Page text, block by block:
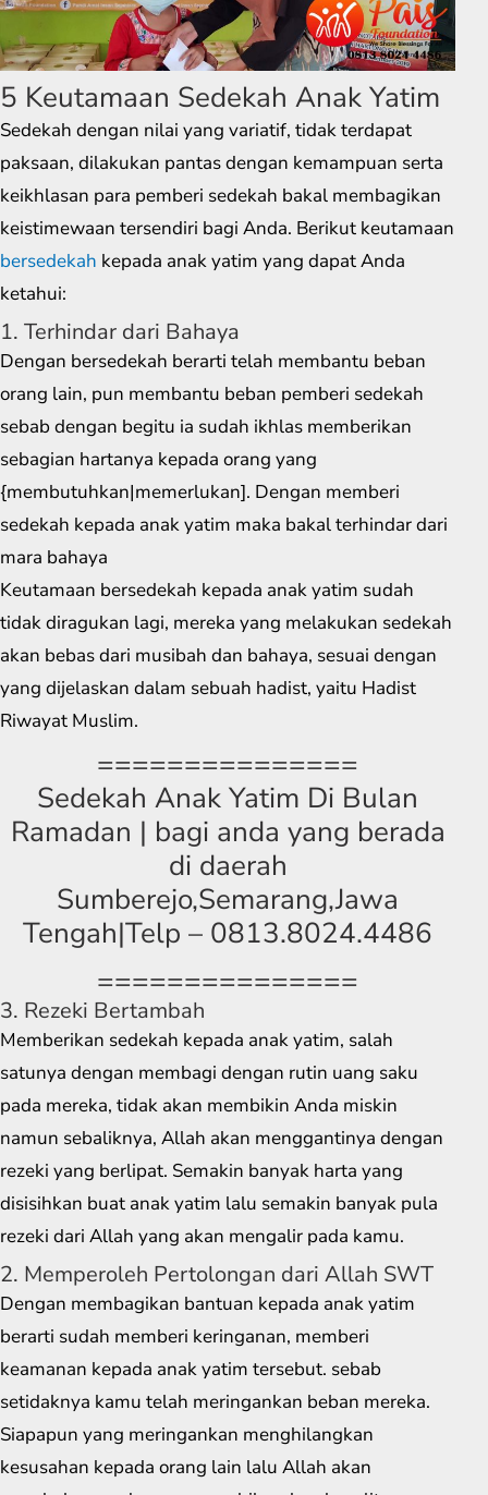
5 Keutamaan Sedekah Anak Yatim
Sedekah dengan nilai yang variatif, tidak terdapat
paksaan, dilakukan pantas dengan kemampuan serta
keikhlasan para pemberi sedekah bakal membagikan
keistimewaan tersendiri bagi Anda. Berikut keutamaan
bersedekah kepada anak yatim yang dapat Anda
ketahui:
1. Terhindar dari Bahaya
Dengan bersedekah berarti telah membantu beban
orang lain, pun membantu beban pemberi sedekah
sebab dengan begitu ia sudah ikhlas memberikan
sebagian hartanya kepada orang yang
{membutuhkan|memerlukan]. Dengan memberi
sedekah kepada anak yatim maka bakal terhindar dari
mara bahaya
Keutamaan bersedekah kepada anak yatim sudah
tidak diragukan lagi, mereka yang melakukan sedekah
akan bebas dari musibah dan bahaya, sesuai dengan
yang dijelaskan dalam sebuah hadist, yaitu Hadist
Riwayat Muslim.
===============
Sedekah Anak Yatim Di Bulan
Ramadan | bagi anda yang berada
di daerah
Sumberejo,Semarang,Jawa
Tengah|Telp – 0813.8024.4486
===============
3. Rezeki Bertambah
Memberikan sedekah kepada anak yatim, salah
satunya dengan membagi dengan rutin uang saku
pada mereka, tidak akan membikin Anda miskin
namun sebaliknya, Allah akan menggantinya dengan
rezeki yang berlipat. Semakin banyak harta yang
disisihkan buat anak yatim lalu semakin banyak pula
rezeki dari Allah yang akan mengalir pada kamu.
2. Memperoleh Pertolongan dari Allah SWT
Dengan membagikan bantuan kepada anak yatim
berarti sudah memberi keringanan, memberi
keamanan kepada anak yatim tersebut. sebab
setidaknya kamu telah meringankan beban mereka.
Siapapun yang meringankan menghilangkan
kesusahan kepada orang lain lalu Allah akan